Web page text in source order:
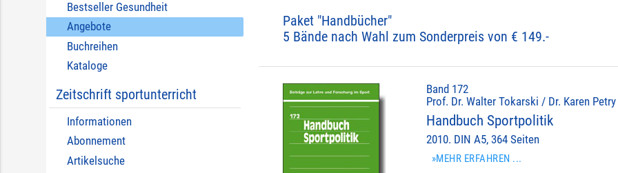
Bestseller Gesundheit
Angebote
Buchreihen
Kataloge
Zeitschrift sportunterricht
Informationen
Abonnement
Artikelsuche
Paket "Handbücher"
5 Bände nach Wahl zum Sonderpreis von € 149.-
Band 172
Prof. Dr. Walter Tokarski / Dr. Karen
Handbuch Sportpolitik
2010. DIN A5, 364 Seiten
»MEHR ERFAHREN ...